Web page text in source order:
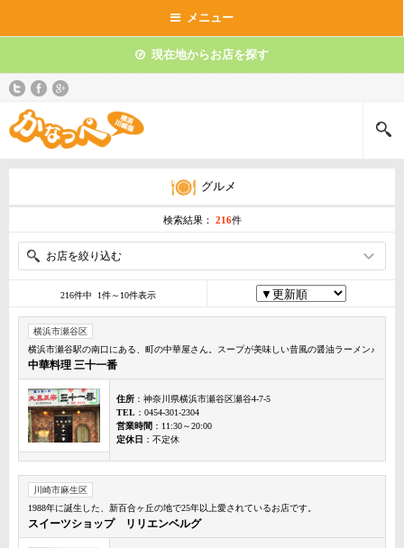
メニュー
現在地からお店を探す
グルメ
検索結果： 216件
お店を絞り込む
216件中 1件～10件表示
横浜市瀬谷区
横浜市瀬谷駅の南口にある、町の中華屋さん。スープが美味しい昔風の醤油ラーメン♪
中華料理 三十一番
住所 ：神奈川県横浜市瀬谷区瀬谷4-7-5
TEL ：0454-301-2304
営業時間 ：11:30～20:00
定休日 ：不定休
川崎市麻生区
1988年に誕生した、新百合ヶ丘の地で25年以上愛されているお店です。
スイーツショップ リリエンベルグ